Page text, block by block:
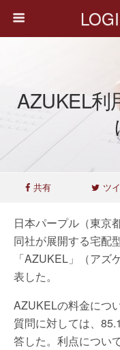
AZUKEL利
共有 ツ
日本パープル（東京
同社が展開する宅配
「AZUKEL」（アズ
表した。
AZUKELの料金につ
質問に対しては、
答した。利点につい